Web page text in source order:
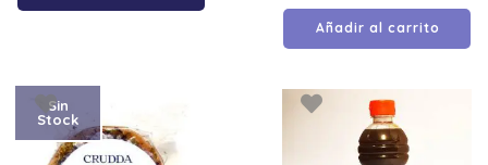
Añadir al carrito
Sin
Stock